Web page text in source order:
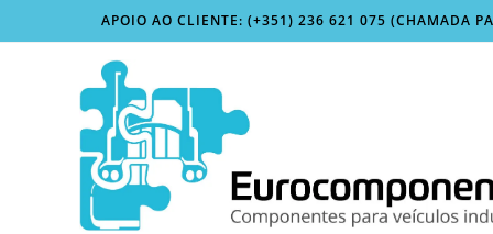
to
APOIO AO CLIENTE: (+351) 236 621 075 (CHAMADA